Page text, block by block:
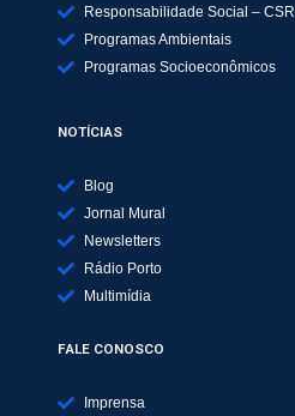
Responsabilidade Social – CSR
Programas Ambientais
Programas Socioeconômicos
NOTÍCIAS
Blog
Jornal Mural
Newsletters
Rádio Porto
Multimídia
FALE CONOSCO
Imprensa